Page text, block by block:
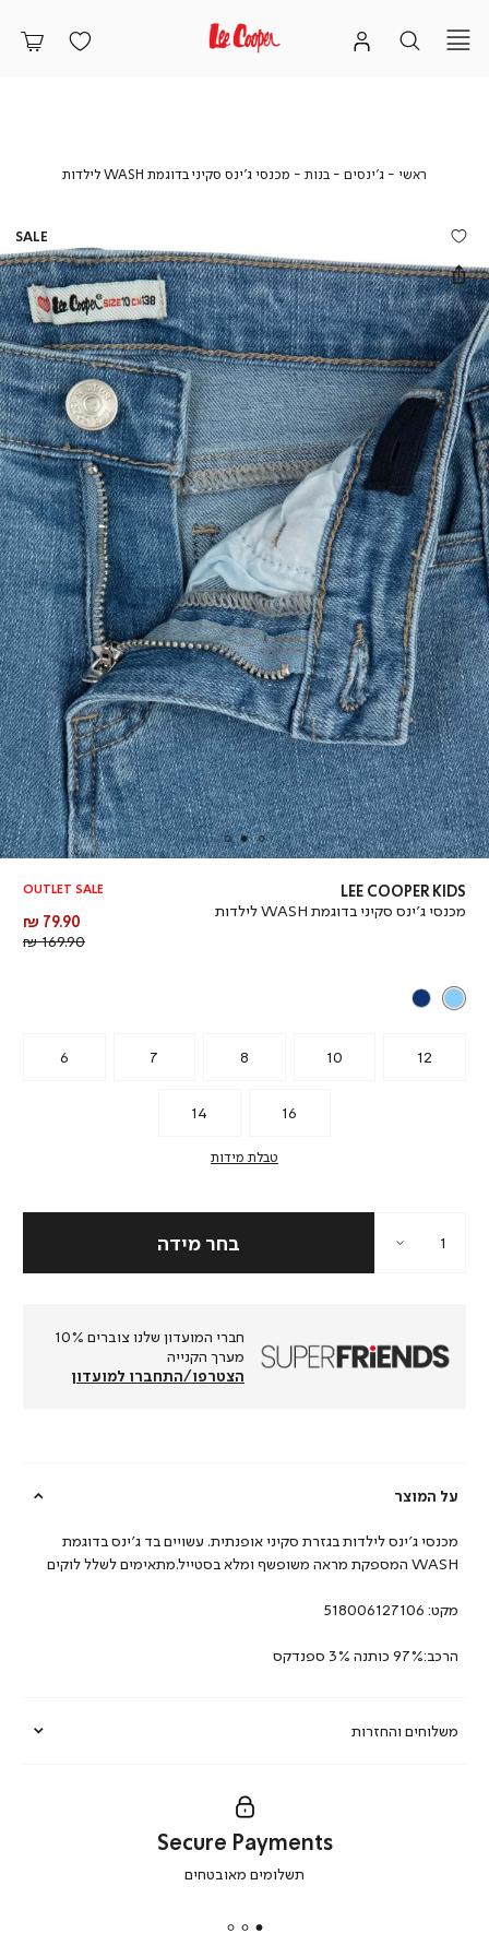
ראשי ראשיג'ינסים ג'ינסים
בנות בנותמכנסי ג’ינס סקיני בדוגמת WASH לילדות
מכנסי
WASH
לילדות
LEE COOPER KIDS
מכנסי ג’ינס סקיני בדוגמת WASH לילדות
OUTLET SALE
מחיר
מוצר
79.90 ₪
169.90 ₪
6 7 8 10 12
14 16
טבלת מידות
חברי המועדון שלנו צוברים 10%
מערך הקנייה
הצטרפו/התחברו למועדון
על המוצר
משלוחים והחזרות
מכנסי ג’ינס לילדות בגזרת סקיני אופנתית. עשויים בד ג’ינס בדוגמת
WASH המספקת מראה משופשף ומלא בסטייל.מתאימים לשלל לוקים
מקט: 518006127106
הרכב:97% כותנה 3% ספנדקס
secure
Secure Payments
תשלומים מאובטחים
SALE